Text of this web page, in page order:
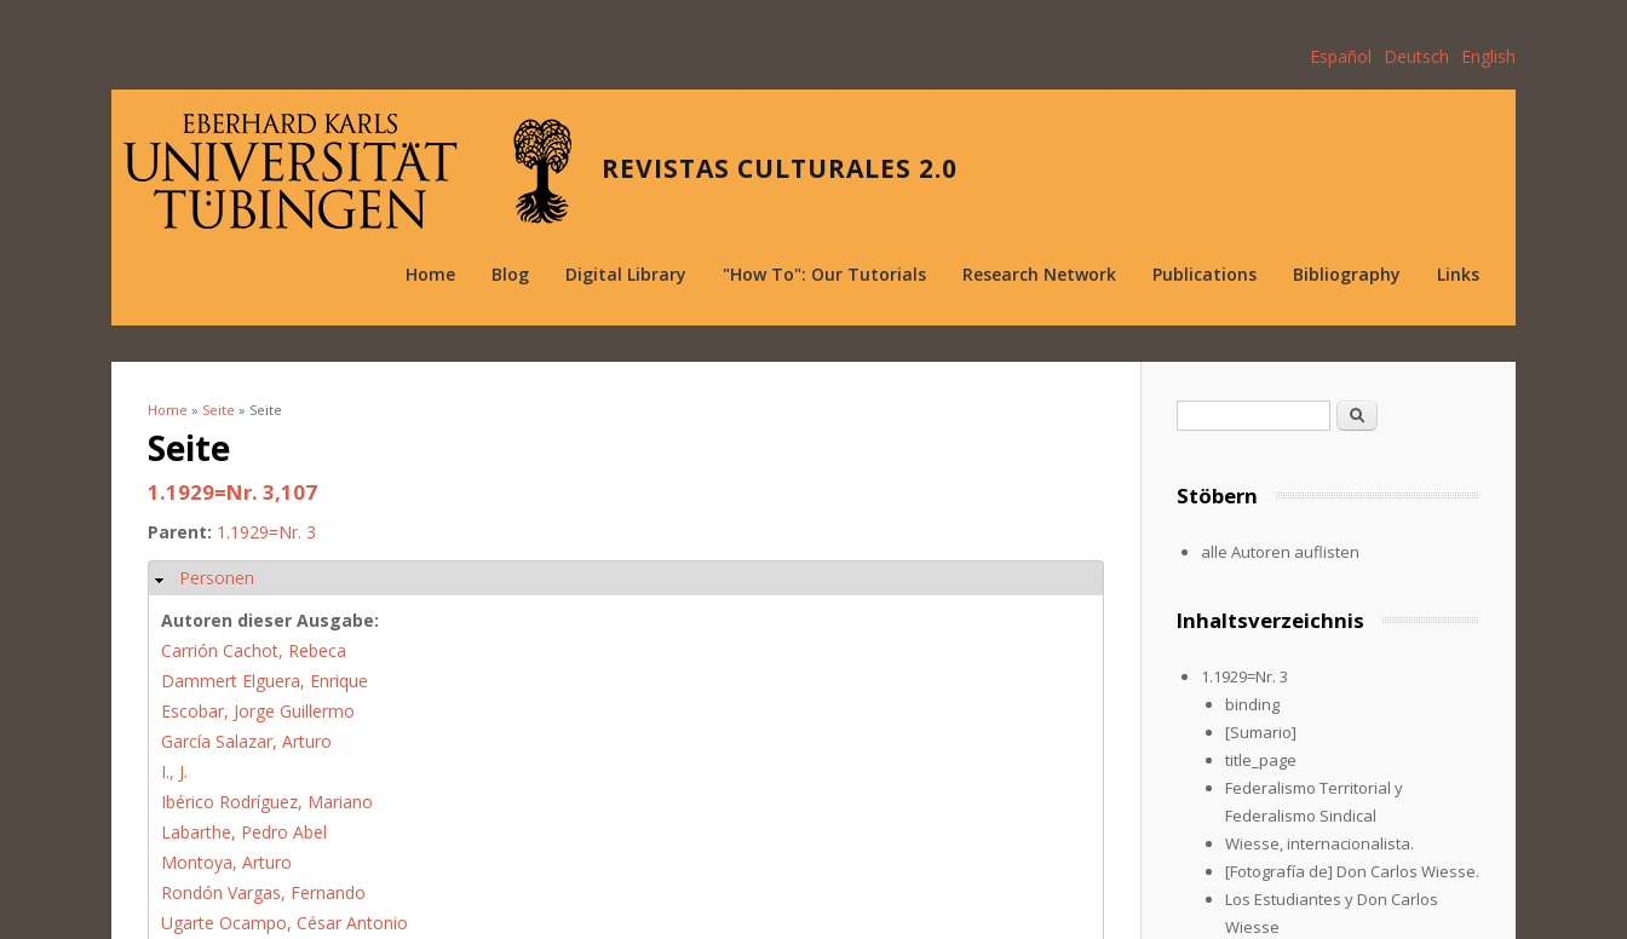
Español Deutsch English
REVISTAS CULTURALES 2.0
Home Blog Digital Library "How To": Our Tutorials Research Network Publications Bibliography Links
You are here
Home » Seite » Seite
Seite
1.1929=Nr. 3,107
Parent: 1.1929=Nr. 3
Hide
Personen
Autoren dieser Ausgabe:
Carrión Cachot, Rebeca
Dammert Elguera, Enrique
Escobar, Jorge Guillermo
García Salazar, Arturo
I., J.
Ibérico Rodríguez, Mariano
Labarthe, Pedro Abel
Montoya, Arturo
Rondón Vargas, Fernando
Ugarte Ocampo, César Antonio
Search
Stöbern
alle Autoren auflisten
Inhaltsverzeichnis
1.1929=Nr. 3
binding
[Sumario]
title_page
Federalismo Territorial y
Federalismo Sindical
Wiesse, internacionalista.
[Fotografía de] Don Carlos Wiesse.
Los Estudiantes y Don Carlos
Wiesse